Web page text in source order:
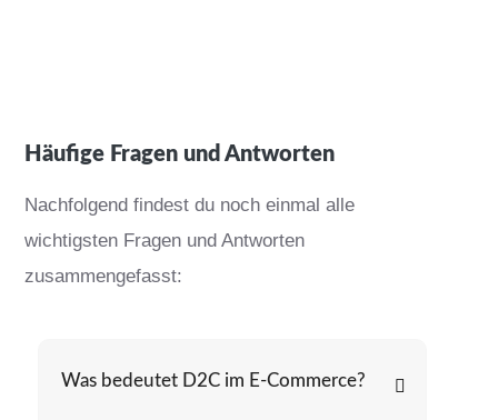
Häufige Fragen und Antworten
Nachfolgend findest du noch einmal alle
wichtigsten Fragen und Antworten
zusammengefasst:
Was bedeutet D2C im E-Commerce?